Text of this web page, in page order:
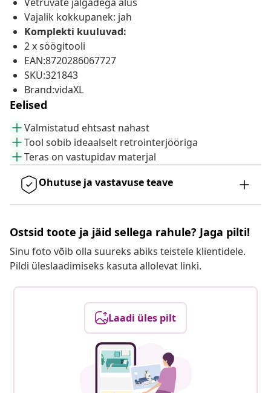
Vajalik kokkupanek: jah
Komplekti kuuluvad:
2 x söögitooli
EAN:8720286067727
SKU:321843
Brand:vidaXL
Eelised
Valmistatud ehtsast nahast
Tool sobib ideaalselt retrointerjööriga
Teras on vastupidav materjal
Ohutuse ja vastavuse teave
Ostsid toote ja jäid sellega rahule? Jaga pilti!
Sinu foto võib olla suureks abiks teistele klientidele.
Pildi üleslaadimiseks kasuta allolevat linki.
Laadi üles pilt